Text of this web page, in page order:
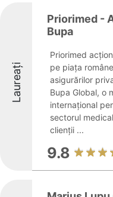
Laureați
Priorimed -
Bupa
Priorimed
pe piața
asigurărilor
Bupa Global, o
internațional
sectorul
clienții ...
9.8